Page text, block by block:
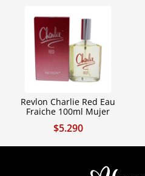
Revlon Charlie Red Eau
Fraiche 100ml Mujer
$5.290